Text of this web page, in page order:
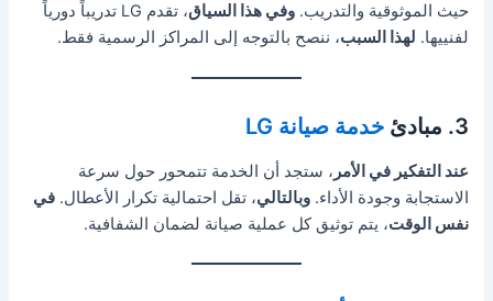
حيث الموثوقية والتدريب.وفي هذا السياق
، تقدم LG تدريباً دورياً
لفنييها. لهذا السبب، ننصح بالتوجه إلى المراكز الرسمية فقط.
3. مبادئ خدمة صيانة LG
عند التفكير في الأمر ، ستجد أن الخدمة تتمحور حول سرعة
الاستجابة وجودة الأداء.وبالتالي، تقل احتمالية تكرار الأعطال.في
نفس الوقت، يتم توثيق كل عملية صيانة لضمان الشفافية.